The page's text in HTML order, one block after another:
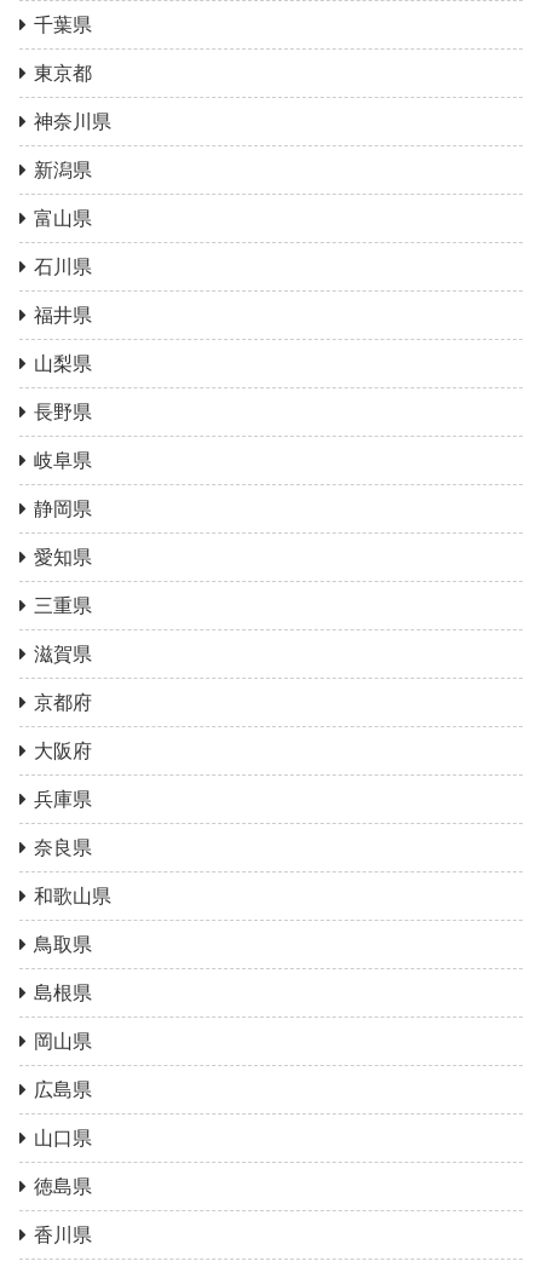
千葉県
東京都
神奈川県
新潟県
富山県
石川県
福井県
山梨県
長野県
岐阜県
静岡県
愛知県
三重県
滋賀県
京都府
大阪府
兵庫県
奈良県
和歌山県
鳥取県
島根県
岡山県
広島県
山口県
徳島県
香川県